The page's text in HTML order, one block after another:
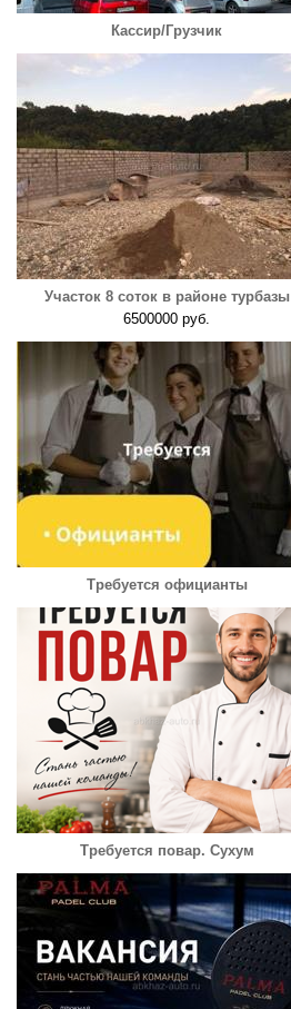
Кассир/Грузчик
Участок 8 соток в районе турбазы
6500000 руб.
Требуется официанты
Требуется повар. Сухум